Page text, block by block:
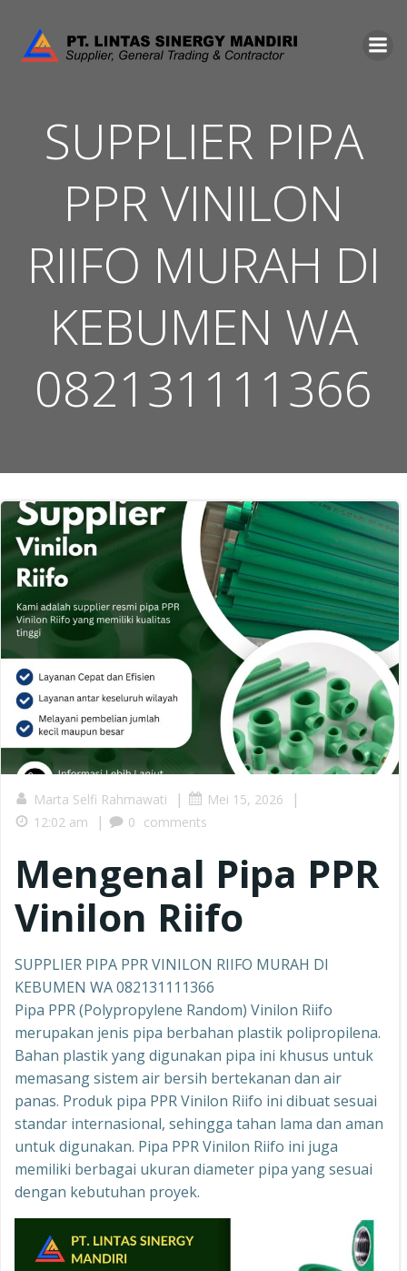
to
content
SUPPLIER PIPA
PPR VINILON
RIIFO MURAH DI
KEBUMEN WA
082131111366
Marta Selfi Rahmawati | Mei 15, 2026 |
12:02 am | 0 comments
Mengenal Pipa PPR
Vinilon Riifo
SUPPLIER PIPA PPR VINILON RIIFO MURAH DI
KEBUMEN WA 082131111366
Pipa PPR (Polypropylene Random) Vinilon Riifo
merupakan jenis pipa berbahan plastik polipropilena.
Bahan plastik yang digunakan pipa ini khusus untuk
memasang sistem air bersih bertekanan dan air
panas. Produk pipa PPR Vinilon Riifo ini dibuat sesuai
standar internasional, sehingga tahan lama dan aman
untuk digunakan. Pipa PPR Vinilon Riifo ini juga
memiliki berbagai ukuran diameter pipa yang sesuai
dengan kebutuhan proyek.